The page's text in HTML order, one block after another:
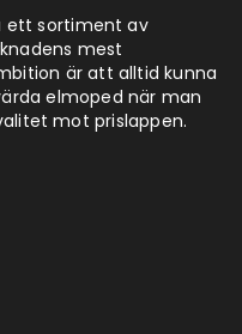
ett sortiment av
mest
är att alltid kunna
elmoped när man
mot prislappen.